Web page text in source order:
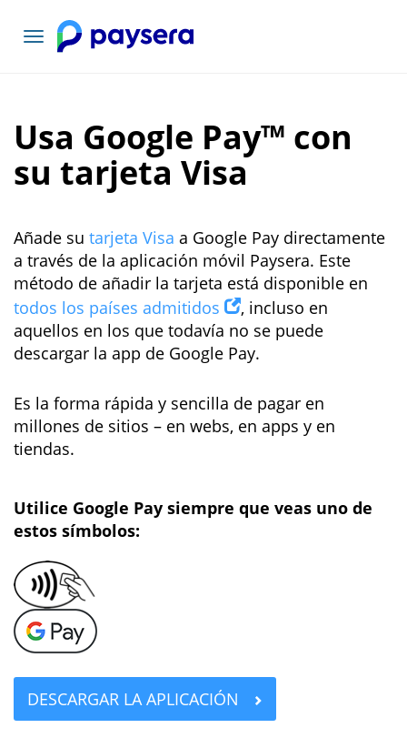
Toggle
navigation
Usa Google Pay™ con
su tarjeta Visa
Añade su tarjeta Visa a Google Pay directamente
a través de la aplicación móvil Paysera. Este
método de añadir la tarjeta está disponible en
todos los países admitidos
, incluso en
aquellos en los que todavía no se puede
descargar la app de Google Pay.
Es la forma rápida y sencilla de pagar en
millones de sitios – en webs, en apps y en
tiendas.
Utilice Google Pay siempre que veas uno de
estos símbolos:
DESCARGAR LA APLICACIÓN